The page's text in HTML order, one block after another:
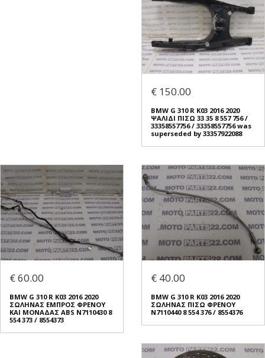
€ 150.00
BMW G 310 R K03 2016 2020
ΨΑΛΙΔΙ ΠΙΣΩ 33 35 8 557 756 /
33358557756 / 33358557756 was
superseded by 33357922088
€ 60.00
BMW G 310 R K03 2016 2020
ΣΩΛΗΝΑΣ ΕΜΠΡΟΣ ΦΡΕΝΟΥ
ΚΑΙ ΜΟΝΑΔΑΣ ABS N7110430 8
554 373 / 8554373
€ 40.00
BMW G 310 R K03 2016 2020
ΣΩΛΗΝΑΣ ΠΙΣΩ ΦΡΕΝΟΥ
N7110440 8 554 376 / 8554376